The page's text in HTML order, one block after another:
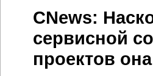
CNews:
сервисной
проектов